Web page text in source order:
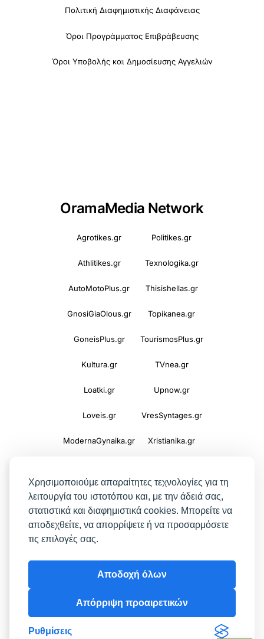
Χρησιμοποιούμε απαραίτητες τεχνολογίες για τη
λειτουργία του ιστοτόπου και, με την άδειά σας,
στατιστικά και διαφημιστικά cookies. Μπορείτε να
αποδεχθείτε, να απορρίψετε ή να προσαρμόσετε
τις επιλογές σας.
Αποδοχή όλων
Απόρριψη προαιρετικών
Ρυθμίσεις
Πολιτική Διαφημιστικής Διαφάνειας
Όροι Προγράμματος Επιβράβευσης
Όροι Υποβολής και Δημοσίευσης Αγγελιών
OramaMedia Network
Agrotikes.gr Politikes.gr
Athlitikes.gr Texnologika.gr
AutoMotoPlus.gr Thisishellas.gr
GnosiGiaOlous.gr Topikanea.gr
GoneisPlus.gr TourismosPlus.gr
Kultura.gr TVnea.gr
Loatki.gr Upnow.gr
Loveis.gr VresSyntages.gr
ModernaGynaika.gr Xristianika.gr
Oikotropia.gr ZoumeSpiti.gr
Perepet.gr
© 2026Orama Group(Orama Group Μ.Ι.Κ.Ε.) |
Α.Φ.Μ. 801086294 – Δ.Ο.Υ. ΚΕΦΟΔΕ Αττικής |
Γ.Ε.ΜΗ 148748903000 | Έδρα: Αθήνα, Ελλάδα |
Email: contact@orama-group.com